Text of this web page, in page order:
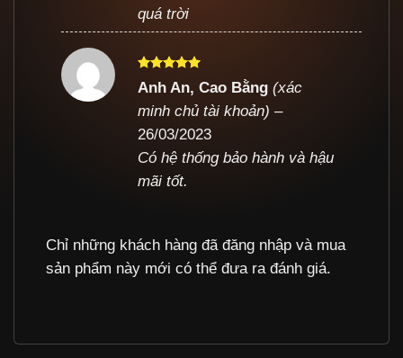
quá trời
Được xếp
5
sao
Anh An, Cao Bằng(xác
minh chủ tài khoản) –
26/03/2023
Có hệ thống bảo hành và hậu
mãi tốt.
Chỉ những khách hàng đã đăng nhập và mua
sản phẩm này mới có thể đưa ra đánh giá.